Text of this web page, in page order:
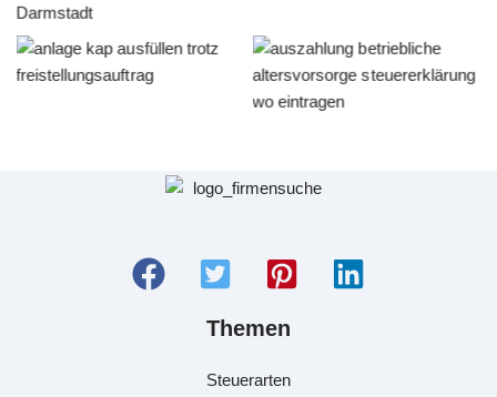
Themen
Steuerarten